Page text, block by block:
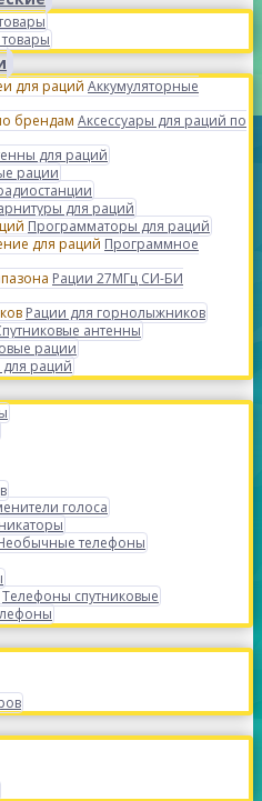
Аккумуляторные
Аксессуары для раций по
для раций
рации
для раций
Программаторы для раций
Программное
Рации 27МГц СИ-БИ
Рации для горнолыжников
антенны
рации
раций
голоса
телефоны
Телефоны спутниковые